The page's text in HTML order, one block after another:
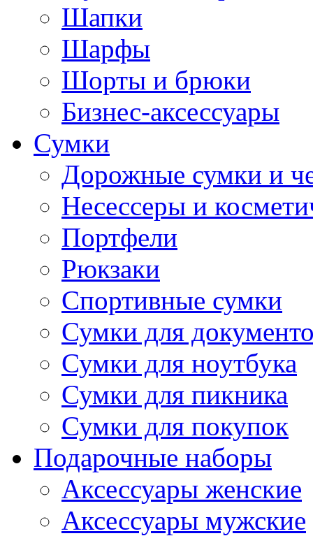
Шапки
Шарфы
Шорты и брюки
Бизнес-аксессуары
Сумки
Дорожные сумки и
Несессеры и
Портфели
Рюкзаки
Спортивные сумки
Сумки для
Сумки для ноутбука
Сумки для пикника
Сумки для покупок
Подарочные наборы
Аксессуары женские
Аксессуары мужские